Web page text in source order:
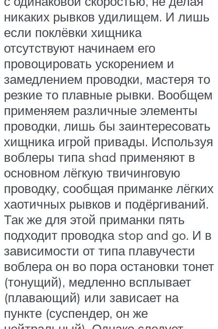
никаких рывков удилищем. И лишь
если поклёвки хищника
отсутствуют начинаем его
провоцировать ускорением и
замедлением проводки, мастеря то
резкие то плавные рывки. Вообщем
применяем различные элементы
проводки, лишь бы заинтересовать
хищника игрой привады. Используя
воблеры типа shad применяют в
основном лёгкую твичинговую
проводку, сообщая приманке лёгких
хаотичных рывков и подёргиваний.
Так же для этой приманки пять
подходит проводка stop and go. И в
зависимости от типа плавучести
воблера он во пора остановки тонет
(тонущий), медленно всплывает
(плавающий) или зависает на
пункте (суспендер, он же